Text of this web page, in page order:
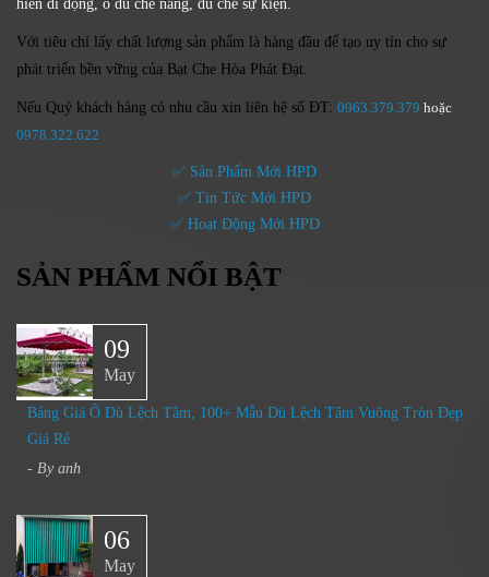
hiên di động, ô dù che nắng, dù che sự kiện.
Với tiêu chí lấy chất lượng sản phẩm là hàng đầu để tạo uy tín cho sự
phát triển bền vững của Bạt Che Hòa Phát Đạt.
Nếu Quý khách hàng có nhu cầu xin liên hệ số ĐT: 0963.379.379 hoặc
0978.322.622
✅ Sản Phẩm Mới HPD
✅ Tin Tức Mới HPD
✅ Hoạt Động Mới HPD
SẢN PHẨM NỔI BẬT
09
May
Bảng Giá Ô Dù Lệch Tâm, 100+ Mẫu Dù Lệch Tâm Vuông Tròn Đẹp
Giá Rẻ
- By anh
06
May